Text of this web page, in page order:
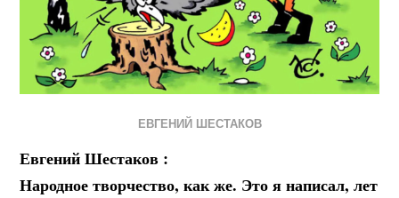
ЕВГЕНИЙ ШЕСТАКОВ
Евгений Шестаков :
Народное творчество, как же. Это я написал, лет